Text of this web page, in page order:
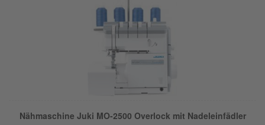
Nähmaschine Juki MO-2500 Overlock mit Nadeleinfädler